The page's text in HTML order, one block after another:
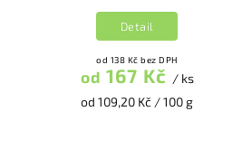
od 138 Kč bez DPH
od 167 Kč / ks
od 109,20 Kč / 100 g
Detail